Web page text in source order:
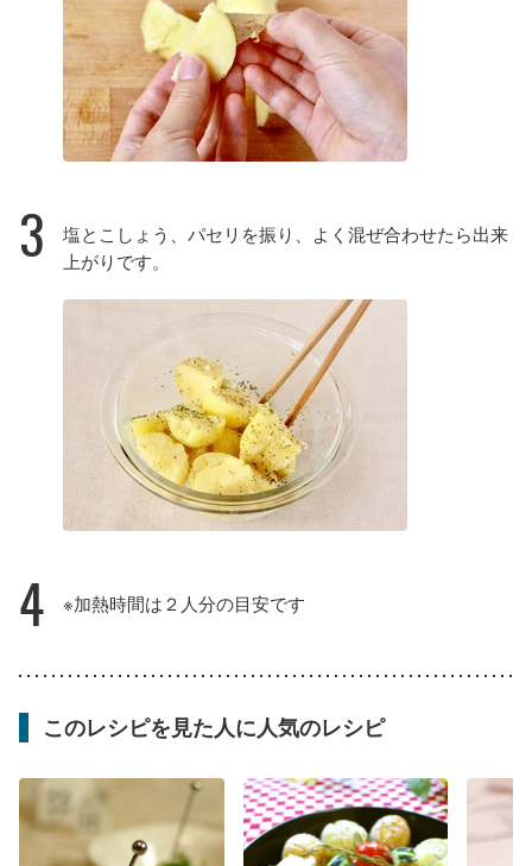
3
塩とこしょう、パセリを振り、よく混ぜ合わせたら出来
上がりです。
4 ※加熱時間は２人分の目安です
このレシピを見た人に人気のレシピ